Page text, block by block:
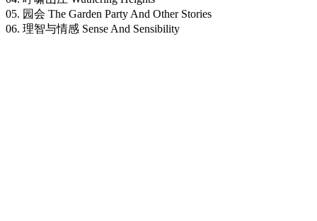
05. 园会 The Garden Party And Other Stories
06. 理智与情感 Sense And Sensibility